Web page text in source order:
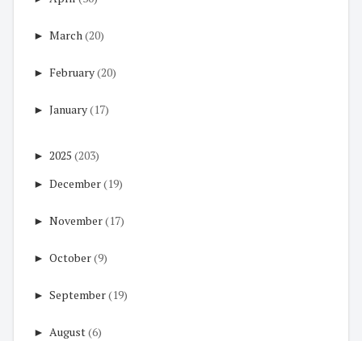
► March(20)
► February(20)
► January(17)
► 2025 (203)
► December(19)
► November(17)
► October(9)
► September(19)
► August(6)